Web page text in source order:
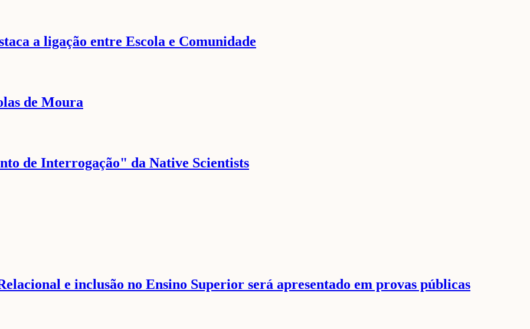
a ligação entre Escola e Comunidade
de Moura
de Interrogação" da Native Scientists
e inclusão no Ensino Superior será apresentado em provas públicas